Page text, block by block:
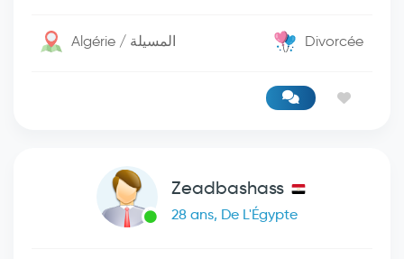
Algérie / المسيلة Divorcée
Zeadbashass
28 ans, De L'Égypte